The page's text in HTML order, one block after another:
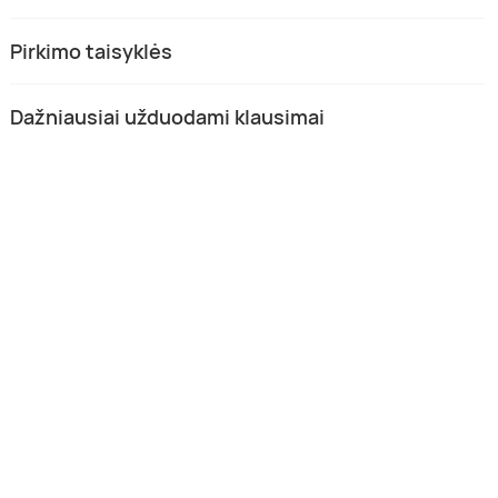
Pirkimo taisyklės
Dažniausiai užduodami klausimai